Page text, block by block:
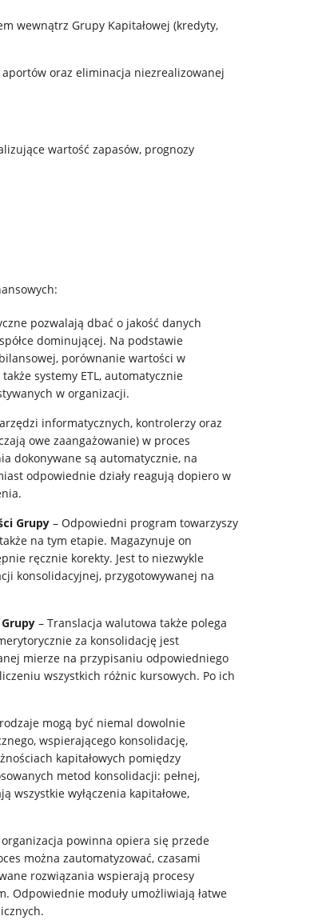
wewnątrz Grupy Kapitałowej (kredyty,
oraz eliminacja niezrealizowanej
wartość zapasów, prognozy
pozwalają dbać o jakość danych
dominującej. Na podstawie
porównanie wartości w
systemy ETL, automatycznie
w organizacji.
informatycznych, kontrolerzy oraz
owe zaangażowanie) w proces
dokonywane są automatycznie, na
odpowiednie działy reagują dopiero w
Grupy– Odpowiedni program towarzyszy
na tym etapie. Magazynuje on
ręcznie korekty. Jest to niezwykle
konsolidacyjnej, przygotowywanej na
– Translacja walutowa także polega
za konsolidację jest
mierze na przypisaniu odpowiedniego
wszystkich różnic kursowych. Po ich
mogą być niemal dowolnie
wspierającego konsolidację,
kapitałowych pomiędzy
metod konsolidacji: pełnej,
wszystkie wyłączenia kapitałowe,
powinna opiera się przede
można zautomatyzować, czasami
rozwiązania wspierają procesy
Odpowiednie moduły umożliwiają łatwe